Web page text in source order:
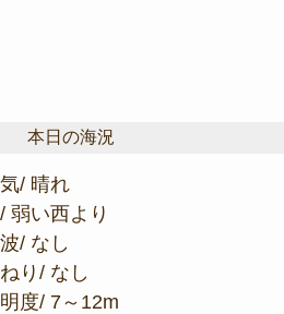
本日の海況
/ 晴れ
弱い西より
/ なし
り/ なし
度/ 7～12m